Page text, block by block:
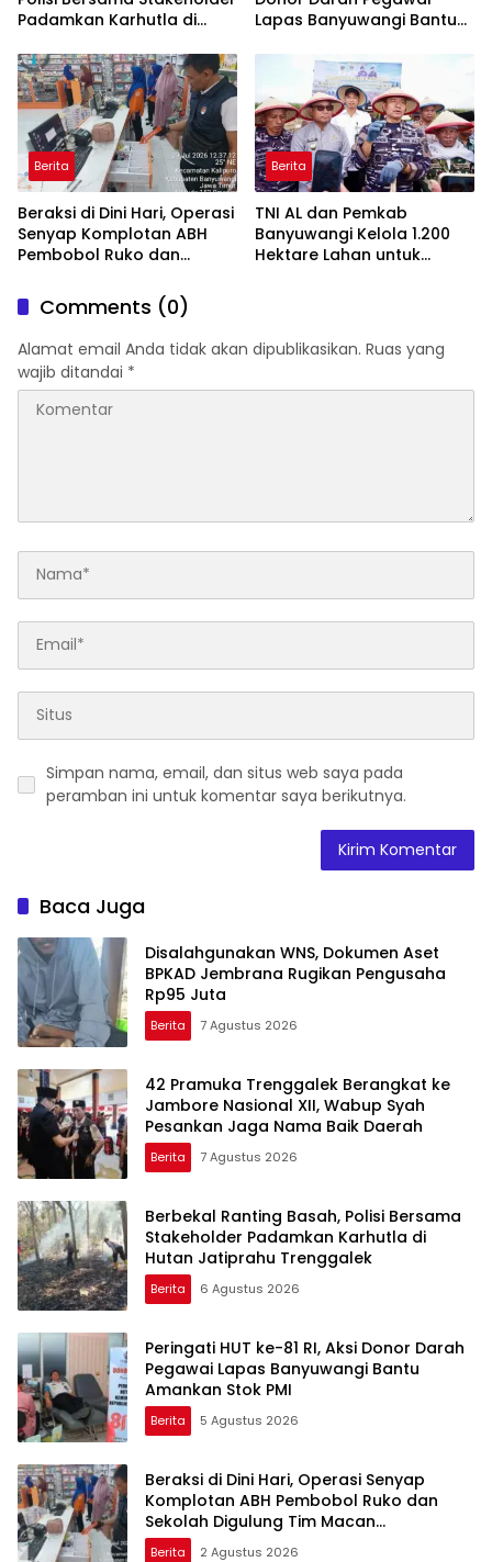
Padamkan Karhutla di
Trenggalek
Lapas Banyuwangi Bantu
Berita
Beraksi di Dini Hari, Operasi
Senyap Komplotan ABH
Pembobol Ruko dan
Macan Blambangan
Berita
TNI AL dan Pemkab
Banyuwangi Kelola 1.200
Hektare Lahan untuk
Comments (0)
Alamat email Anda tidak akan dipublikasikan. Ruas yang
wajib ditandai *
Simpan nama, email, dan situs web saya pada
peramban ini untuk komentar saya berikutnya.
Baca Juga
Disalahgunakan WNS, Dokumen Aset
BPKAD Jembrana Rugikan Pengusaha
Rp95 Juta
Berita 7 Agustus 2026
42 Pramuka Trenggalek Berangkat ke
Jambore Nasional XII, Wabup Syah
Pesankan Jaga Nama Baik Daerah
Berita 7 Agustus 2026
Berbekal Ranting Basah, Polisi Bersama
Stakeholder Padamkan Karhutla di
Hutan Jatiprahu Trenggalek
Berita 6 Agustus 2026
Peringati HUT ke-81 RI, Aksi Donor Darah
Pegawai Lapas Banyuwangi Bantu
Amankan Stok PMI
Berita 5 Agustus 2026
Beraksi di Dini Hari, Operasi Senyap
Komplotan ABH Pembobol Ruko dan
Sekolah Digulung Tim Macan
Blambangan
Berita 2 Agustus 2026